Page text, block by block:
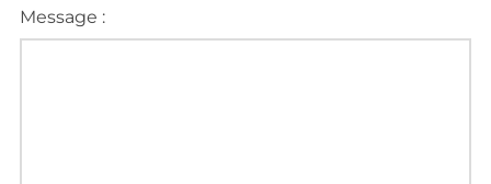
Message :